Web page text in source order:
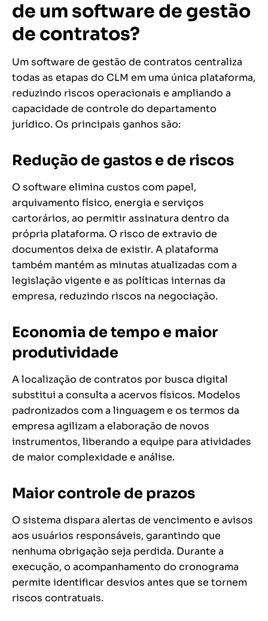
de um software de gestão
de contratos?
Um software de gestão de contratos centraliza
todas as etapas do CLM em uma única plataforma,
reduzindo riscos operacionais e ampliando a
capacidade de controle do departamento
jurídico. Os principais ganhos são:
Redução de gastos e de riscos
O software elimina custos com papel,
arquivamento físico, energia e serviços
cartorários, ao permitir assinatura dentro da
própria plataforma. O risco de extravio de
documentos deixa de existir. A plataforma
também mantém as minutas atualizadas com a
legislação vigente e as políticas internas da
empresa, reduzindo riscos na negociação.
Economia de tempo e maior
produtividade
A localização de contratos por busca digital
substitui a consulta a acervos físicos. Modelos
padronizados com a linguagem e os termos da
empresa agilizam a elaboração de novos
instrumentos, liberando a equipe para atividades
de maior complexidade e análise.
Maior controle de prazos
O sistema dispara alertas de vencimento e avisos
aos usuários responsáveis, garantindo que
nenhuma obrigação seja perdida. Durante a
execução, o acompanhamento do cronograma
permite identificar desvios antes que se tornem
riscos contratuais.